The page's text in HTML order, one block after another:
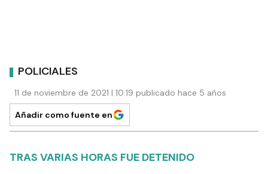
POLICIALES
11 de noviembre de 2021 | 10:19 publicado hace 5 años
Añadir como fuente en
TRAS VARIAS HORAS FUE DETENIDO